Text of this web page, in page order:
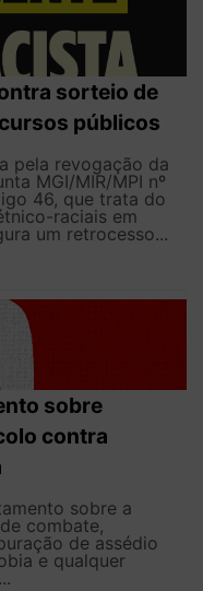
sorteio de
públicos
pela revogação da
MGI/MIR/MPI nº
46, que trata do
raciais em
um retrocesso...
sobre
contra
sobre a
combate,
de assédio
e qualquer